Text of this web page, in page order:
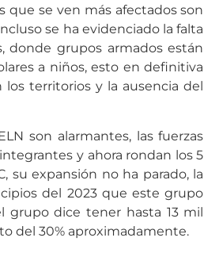
que se ven más afectados son
se ha evidenciado la falta
donde grupos armados están
a niños, esto en definitiva
territorios y la ausencia del
son alarmantes, las fuerzas
y ahora rondan los 5
su expansión no ha parado, la
del 2023 que este grupo
grupo dice tener hasta 13 mil
del 30% aproximadamente.